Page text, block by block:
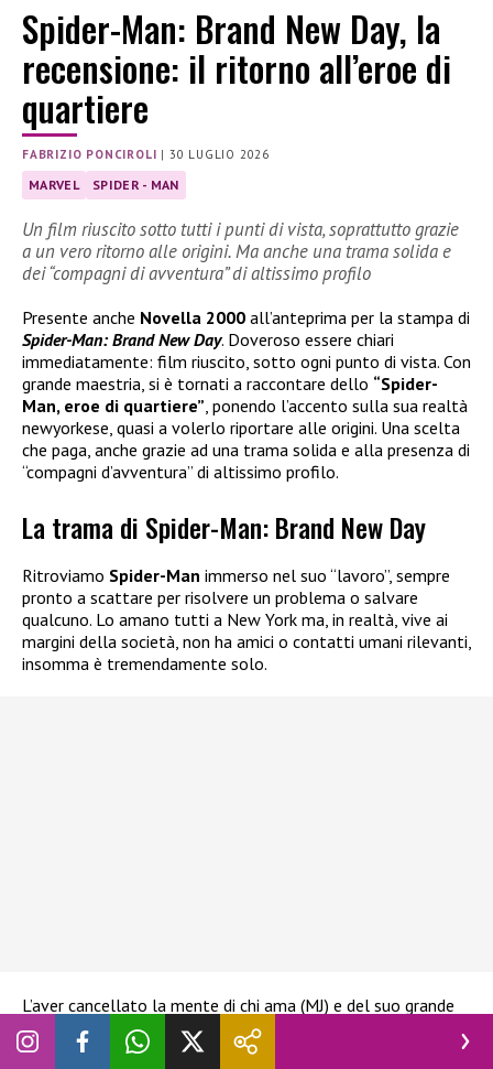
Spider-Man: Brand New Day, la
recensione: il ritorno all’eroe di
quartiere
FABRIZIO PONCIROLI | 30 LUGLIO 2026
MARVEL SPIDER - MAN
Un film riuscito sotto tutti i punti di vista, soprattutto grazie
a un vero ritorno alle origini. Ma anche una trama solida e
dei “compagni di avventura” di altissimo profilo
Presente anche Novella 2000 all’anteprima per la stampa di
Spider-Man: Brand New Day. Doveroso essere chiari
immediatamente: film riuscito, sotto ogni punto di vista. Con
grande maestria, si è tornati a raccontare dello “Spider-
Man, eroe di quartiere” , ponendo l’accento sulla sua realtà
newyorkese, quasi a volerlo riportare alle origini. Una scelta
che paga, anche grazie ad una trama solida e alla presenza di
“compagni d’avventura” di altissimo profilo.
La trama di Spider-Man: Brand New Day
Ritroviamo Spider-Man immerso nel suo “lavoro”, sempre
pronto a scattare per risolvere un problema o salvare
qualcuno. Lo amano tutti a New York ma, in realtà, vive ai
margini della società, non ha amici o contatti umani rilevanti,
insomma è tremendamente solo.
L’aver cancellato la mente di chi ama (MJ) e del suo grande
amico Ned lo ha portato a doversi costruire una nuova vita
che ha davvero pochissimo di umano, tanto che la parte